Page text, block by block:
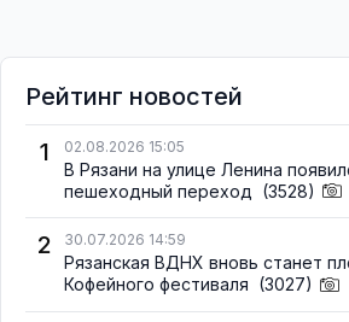
Рейтинг новостей
1
02.08.2026 15:05
В Рязани на улице Ленина
пешеходный переход (3528)
2 30.07.2026 14:59
Рязанская ВДНХ вновь станет
Кофейного фестиваля (3027)